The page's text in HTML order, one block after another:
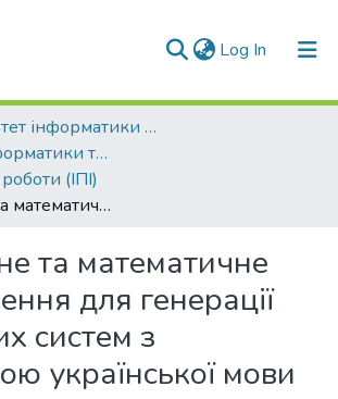
Log In (current)
Факультет інформатики та обчислювальної техніки (ФІОТ)
Кафедра інформатики та програмної інженерії (ІПІ)
(ІПІ)
Програмне та математичне забезпечення для генерації діалогових систем з підтримкою української мови
та математичне
для генерації
систем з
української мови